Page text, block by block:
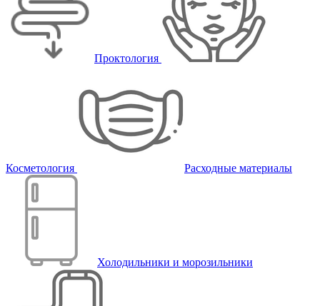
Проктология
Косметология Расходные материалы
Холодильники и морозильники